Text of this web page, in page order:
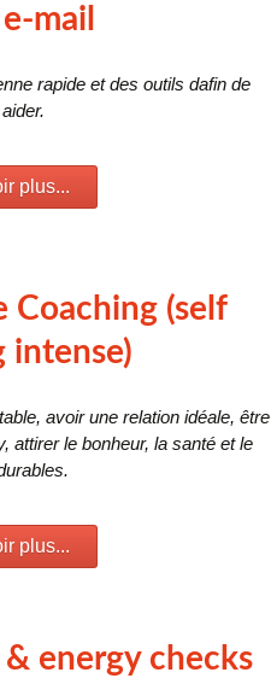
mail
rapide et des outils dafin de
plus...
Coaching (self
intense)
avoir une relation idéale, être
attirer le bonheur, la santé et le
plus...
energy checks